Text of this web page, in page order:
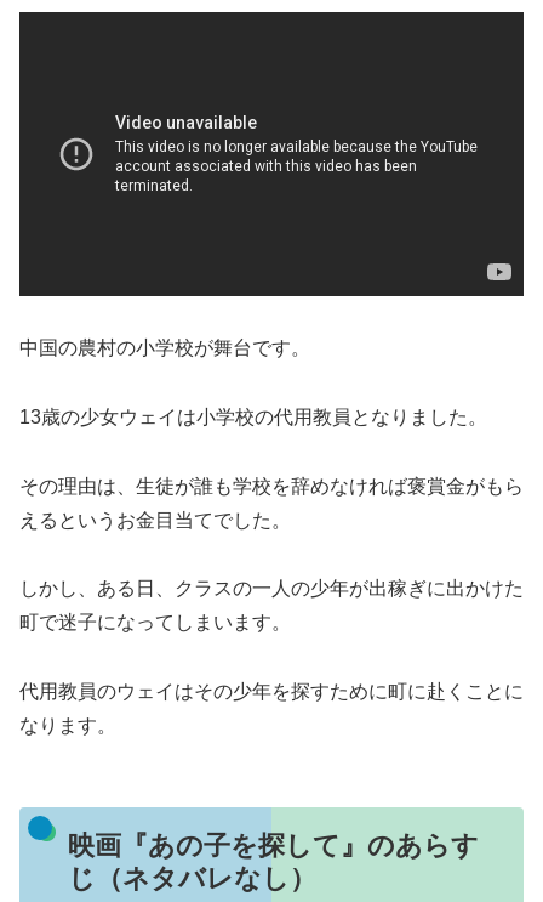
中国の農村の小学校が舞台です。
13歳の少女ウェイは小学校の代用教員となりました。
その理由は、生徒が誰も学校を辞めなければ褒賞金がもら
えるというお金目当てでした。
しかし、ある日、クラスの一人の少年が出稼ぎに出かけた
町で迷子になってしまいます。
代用教員のウェイはその少年を探すために町に赴くことに
なります。
映画『あの子を探して』のあらす
じ（ネタバレなし）